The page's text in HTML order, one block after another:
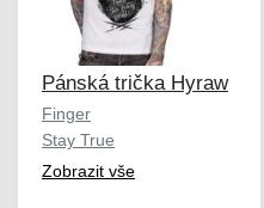
Pánská trička Hyraw
Finger
Stay True
Zobrazit vše